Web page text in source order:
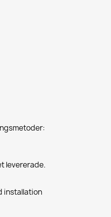
levererade.
installation